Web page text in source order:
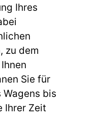
Ihres
zu dem
Sie für
Wagens bis
Ihrer Zeit